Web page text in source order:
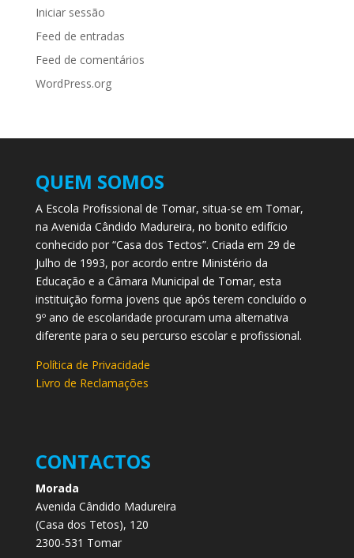
Iniciar sessão
Feed de entradas
Feed de comentários
WordPress.org
QUEM SOMOS
A Escola Profissional de Tomar, situa-se em Tomar,
na Avenida Cândido Madureira, no bonito edifício
conhecido por “Casa dos Tectos”. Criada em 29 de
Julho de 1993, por acordo entre Ministério da
Educação e a Câmara Municipal de Tomar, esta
instituição forma jovens que após terem concluído o
9º ano de escolaridade procuram uma alternativa
diferente para o seu percurso escolar e profissional.
Política de Privacidade
Livro de Reclamações
CONTACTOS
Morada
Avenida Cândido Madureira
(Casa dos Tetos), 120
2300-531 Tomar